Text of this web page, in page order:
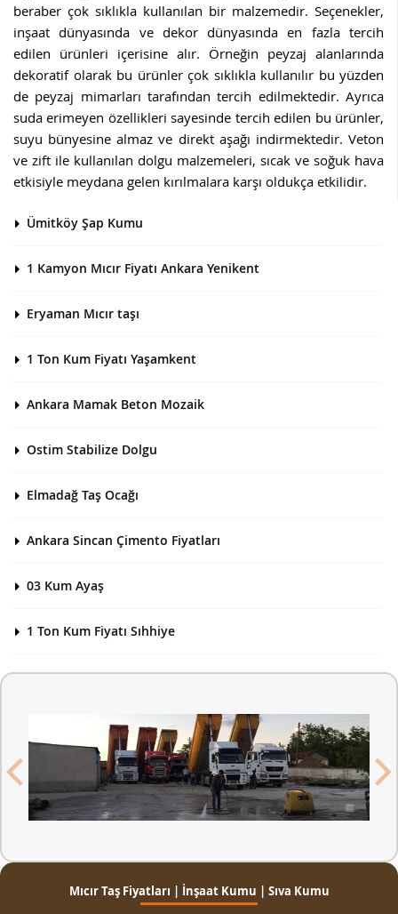
beraber çok sıklıkla kullanılan bir malzemedir. Seçenekler,
inşaat dünyasında ve dekor dünyasında en fazla tercih
edilen ürünleri içerisine alır. Örneğin peyzaj alanlarında
dekoratif olarak bu ürünler çok sıklıkla kullanılır bu yüzden
de peyzaj mimarları tarafından tercih edilmektedir. Ayrıca
suda erimeyen özellikleri sayesinde tercih edilen bu ürünler,
suyu bünyesine almaz ve direkt aşağı indirmektedir. Veton
ve zift ile kullanılan dolgu malzemeleri, sıcak ve soğuk hava
etkisiyle meydana gelen kırılmalara karşı oldukça etkilidir.
Ümitköy Şap Kumu
1 Kamyon Mıcır Fiyatı Ankara Yenikent
Eryaman Mıcır taşı
1 Ton Kum Fiyatı Yaşamkent
Ankara Mamak Beton Mozaik
Ostim Stabilize Dolgu
Elmadağ Taş Ocağı
Ankara Sincan Çimento Fiyatları
03 Kum Ayaş
1 Ton Kum Fiyatı Sıhhiye
Mıcır Taş Fiyatları | İnşaat Kumu | Sıva Kumu